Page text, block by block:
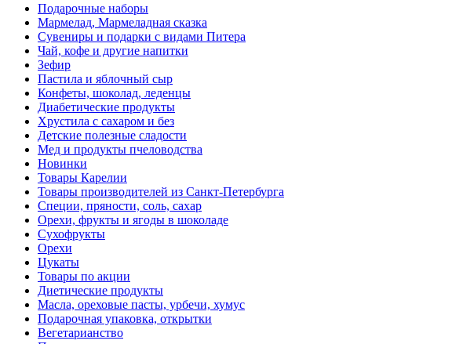
Подарочные наборы
Мармелад, Мармеладная сказка
Сувениры и подарки с видами Питера
Чай, кофе и другие напитки
Зефир
Пастила и яблочный сыр
Конфеты, шоколад, леденцы
Диабетические продукты
Хрустила с сахаром и без
Детские полезные сладости
Мед и продукты пчеловодства
Новинки
Товары Карелии
Товары производителей из Санкт-Петербурга
Специи, пряности, соль, сахар
Орехи, фрукты и ягоды в шоколаде
Сухофрукты
Орехи
Цукаты
Товары по акции
Диетические продукты
Масла, ореховые пасты, урбечи, хумус
Подарочная упаковка, открытки
Вегетарианство